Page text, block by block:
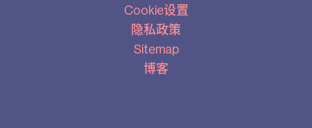
Cookie设置
隐私政策
Sitemap
博客